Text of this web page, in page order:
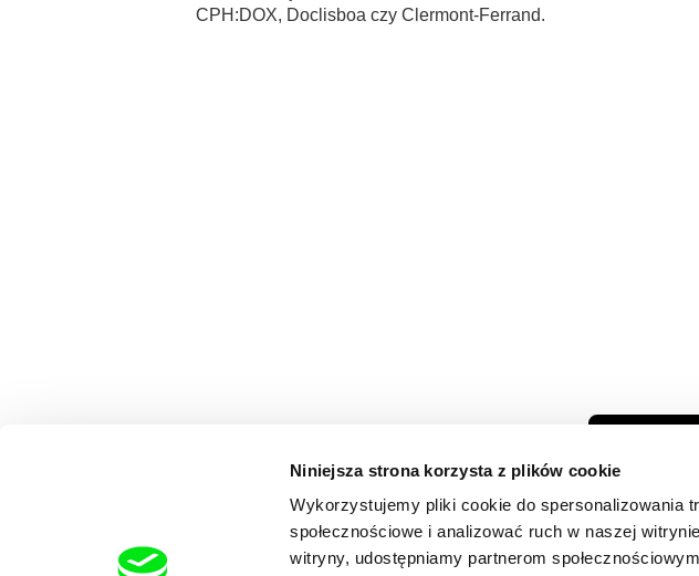
Niniejsza strona korzysta z plików cookie
Wykorzystujemy pliki cookie do spersonalizowania
społecznościowe i analizować ruch w naszej
witryny, udostępniamy partnerom
CPH:DOX, Doclisboa czy Clermont-Ferrand.